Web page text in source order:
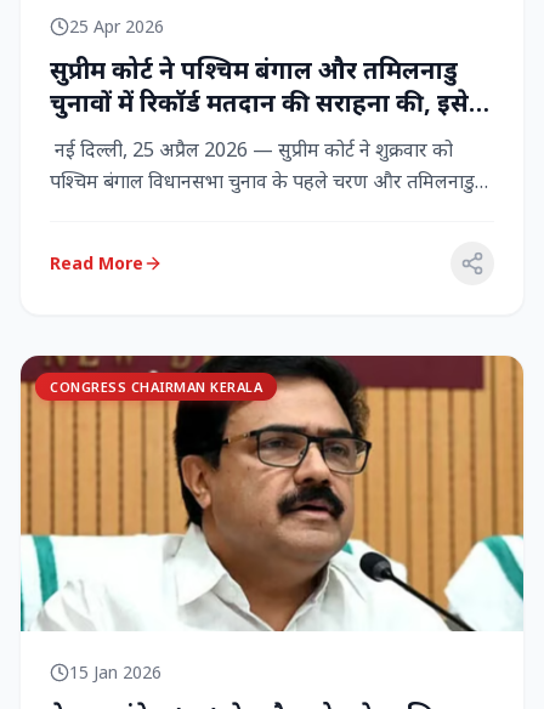
25 Apr 2026
सुप्रीम कोर्ट ने पश्चिम बंगाल और तमिलनाडु
चुनावों में रिकॉर्ड मतदान की सराहना की, इसे
नागरिक शक्ति का प्रदर्शन बताया
नई दिल्ली, 25 अप्रैल 2026 — सुप्रीम कोर्ट ने शुक्रवार को
पश्चिम बंगाल विधानसभा चुनाव के पहले चरण और तमिलनाडु
Read More
CONGRESS CHAIRMAN KERALA
15 Jan 2026